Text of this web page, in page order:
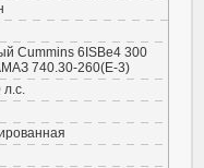
Cummins 6ISBe4 300
740.30-260(Е-3)
л.с.